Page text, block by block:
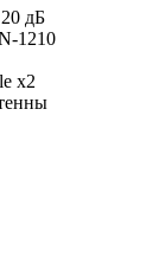
дБ
1210
x2